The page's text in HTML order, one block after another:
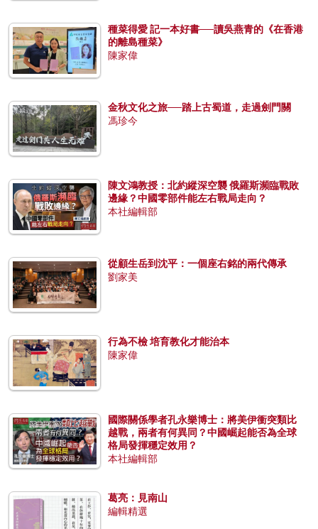
種菜得愛 記一本好書──讀吳燕青的《在香港
的離島種菜》
陳家偉
金秋文化之旅──踏上古蜀道，走過劍門關
馮珍今
陳文鴻教授：北約縱深空襲 俄羅斯瀕臨戰敗
邊緣？中國零部件能左右戰局走向？
本社編輯部
從顧生岳到沈平：一個座右銘的兩代傳承
劉家美
行為不檢 培育教化才能治本
陳家偉
國際關係學者孔永樂博士：將美伊衝突類比
越戰，兩者有何異同？中國崛起能否為全球
格局發揮穩定效用？
本社編輯部
葛亮：見南山
編輯精選